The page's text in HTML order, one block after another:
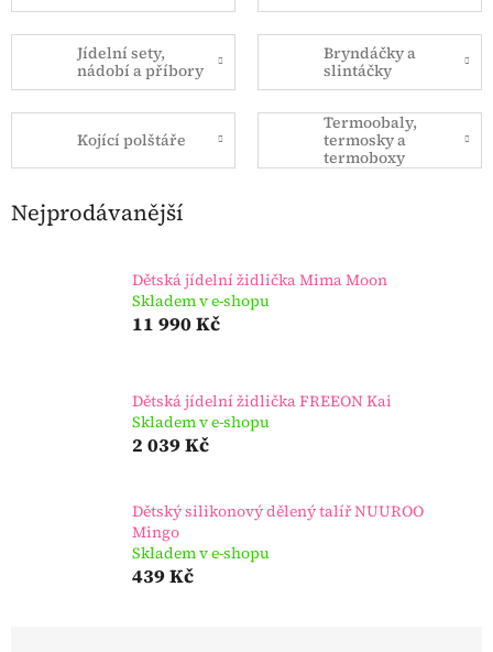
Jídelní sety,
nádobí a příbory
Bryndáčky a
slintáčky
Kojící polštáře
Termoobaly,
termosky a
termoboxy
Nejprodávanější
Dětská jídelní židlička Mima Moon
Skladem v e-shopu
11 990 Kč
Dětská jídelní židlička FREEON Kai
Skladem v e-shopu
2 039 Kč
Dětský silikonový dělený talíř NUUROO
Mingo
Skladem v e-shopu
439 Kč